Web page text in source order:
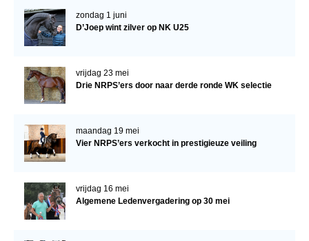
zondag 1 juni
D’Joep wint zilver op NK U25
vrijdag 23 mei
Drie NRPS’ers door naar derde ronde WK selectie
maandag 19 mei
Vier NRPS’ers verkocht in prestigieuze veiling
vrijdag 16 mei
Algemene Ledenvergadering op 30 mei